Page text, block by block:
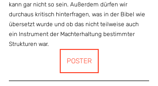
kann gar nicht so sein. Außerdem dürfen wir
durchaus kritisch hinterfragen, was in der Bibel wie
übersetzt wurde und ob das nicht teilweise auch
ein Instrument der Machterhaltung bestimmter
Strukturen war.
POSTER